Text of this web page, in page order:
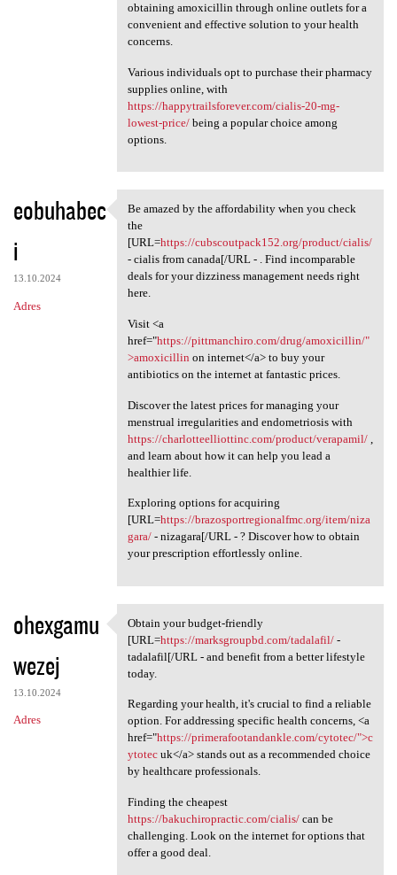
obtaining amoxicillin through online outlets for a
convenient and effective solution to your health
concerns.
Various individuals opt to purchase their pharmacy
supplies online, with
https://happytrailsforever.com/cialis-20-mg-
lowest-price/being a popular choice among
options.
eobuhabec
i
13.10.2024
Adres
Be amazed by the
Be amazed by the affordability when you check
the
[URL=https://cubscoutpack152.org/product/cialis/
- cialis from canada[/URL - . Find incomparable
deals for your dizziness management needs right
here.
Visit <a
href="https://pittmanchiro.com/drug/amoxicillin/"
>amoxicillin on internet</a> to buy your
antibiotics on the internet at fantastic prices.
Discover the latest prices for managing your
menstrual irregularities and endometriosis with
https://charlotteelliottinc.com/product/verapamil/,
and learn about how it can help you lead a
healthier life.
Exploring options for acquiring
[URL=https://brazosportregionalfmc.org/item/niza
gara/- nizagara[/URL - ? Discover how to obtain
your prescription effortlessly online.
ohexgamu
wezej
13.10.2024
Adres
Obtain your budget-friendly
Obtain your budget-friendly
[URL=https://marksgroupbd.com/tadalafil/-
tadalafil[/URL - and benefit from a better lifestyle
today.
Regarding your health, it's crucial to find a reliable
option. For addressing specific health concerns, <a
href="https://primerafootandankle.com/cytotec/">c
ytotecuk</a> stands out as a recommended choice
by healthcare professionals.
Finding the cheapest
https://bakuchiropractic.com/cialis/can be
challenging. Look on the internet for options that
offer a good deal.